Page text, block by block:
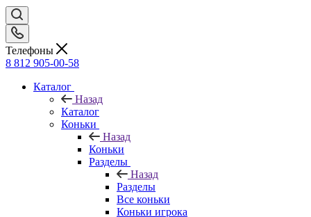
Телефоны
8 812 905-00-58
Каталог
Назад
Каталог
Коньки
Назад
Коньки
Разделы
Назад
Разделы
Все коньки
Коньки игрока